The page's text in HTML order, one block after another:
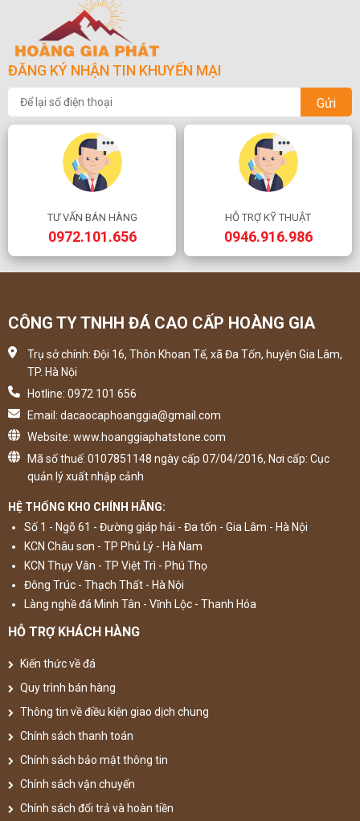
ĐĂNG KÝ NHẬN TIN KHUYẾN MẠI
Gửi
TƯ VẤN BÁN HÀNG
0972.101.656
HỖ TRỢ KỸ THUẬT
0946.916.986
CÔNG TY TNHH ĐÁ CAO CẤP HOÀNG GIA
Trụ sở chính: Đội 16, Thôn Khoan Tế, xã Đa Tốn, huyện Gia Lâm,
TP. Hà Nội
Hotline: 0972 101 656
Email: dacaocaphoanggia@gmail.com
Website: www.hoanggiaphatstone.com
Mã số thuế: 0107851148 ngày cấp 07/04/2016, Nơi cấp: Cục
quản lý xuất nhập cảnh
HỆ THỐNG KHO CHÍNH HÃNG:
Số 1 - Ngõ 61 - Đường giáp hải - Đa tốn - Gia Lâm - Hà Nội
KCN Châu sơn - TP Phủ Lý - Hà Nam
KCN Thụy Vân - TP Việt Trì - Phú Thọ
Đông Trúc - Thạch Thất - Hà Nội
Làng nghề đá Minh Tân - Vĩnh Lộc - Thanh Hóa
HỖ TRỢ KHÁCH HÀNG
Kiến thức về đá
Quy trình bán hàng
Thông tin về điều kiện giao dịch chung
Chính sách thanh toán
Chính sách bảo mật thông tin
Chính sách vận chuyển
Chính sách đổi trả và hoàn tiền